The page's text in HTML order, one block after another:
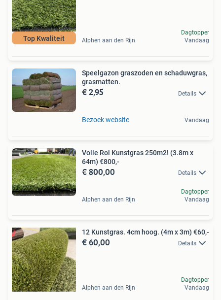
Top Kwaliteit Alphen aan den Rijn
Dagtopper
Vandaag
Speelgazon graszoden en schaduwgras,
grasmatten.
€ 2,95 Details
Bezoek website Vandaag
Volle Rol Kunstgras 250m2! (3.8m x
64m) €800,-
€ 800,00 Details
Alphen aan den Rijn
Dagtopper
Vandaag
12 Kunstgras. 4cm hoog. (4m x 3m) €60,-
€ 60,00 Details
Alphen aan den Rijn
Dagtopper
Vandaag